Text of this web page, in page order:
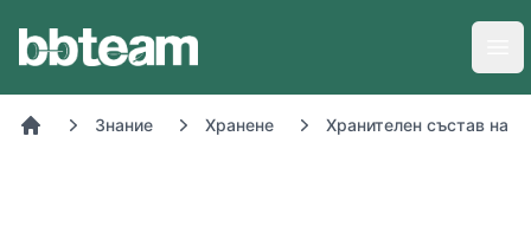
Знание Хранене Хранителен състав на